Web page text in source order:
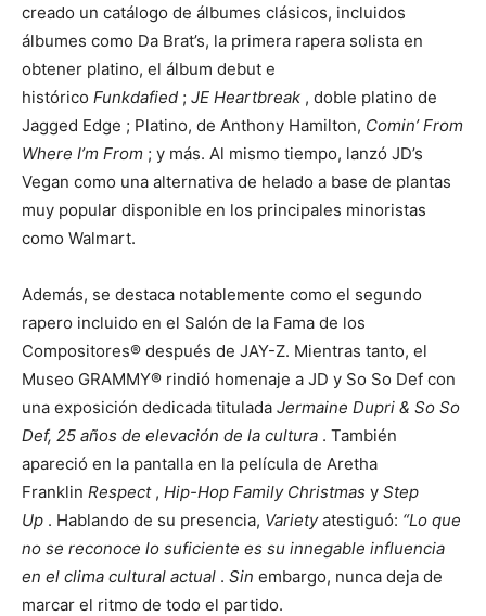
creado un catálogo de álbumes clásicos, incluidos
álbumes como Da Brat’s, la primera rapera solista en
obtener platino, el álbum debut e
histórico Funkdafied ; JE Heartbreak , doble platino de
Jagged Edge ; Platino, de Anthony Hamilton, Comin’ From
Where I’m From ; y más. Al mismo tiempo, lanzó JD’s
Vegan como una alternativa de helado a base de plantas
muy popular disponible en los principales minoristas
como Walmart.
Además, se destaca notablemente como el segundo
rapero incluido en el Salón de la Fama de los
Compositores® después de JAY-Z. Mientras tanto, el
Museo GRAMMY® rindió homenaje a JD y So So Def con
una exposición dedicada titulada Jermaine Dupri & So So
Def, 25 años de elevación de la cultura . También
apareció en la pantalla en la película de Aretha
Franklin Respect, Hip-Hop Family Christmas y Step
Up . Hablando de su presencia, Varietyatestiguó: “Lo que
no se reconoce lo suficiente es su innegable influencia
en el clima cultural actual . Sin embargo, nunca deja de
marcar el ritmo de todo el partido.